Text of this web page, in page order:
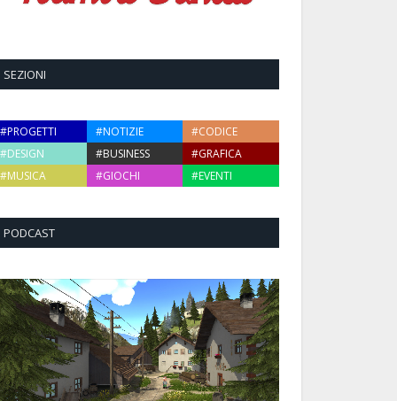
SEZIONI
#PROGETTI #NOTIZIE
#CODICE
#DESIGN
#BUSINESS
#GRAFICA
#MUSICA
#GIOCHI #EVENTI
PODCAST